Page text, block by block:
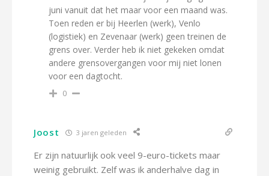
juni vanuit dat het maar voor een maand was.
Toen reden er bij Heerlen (werk), Venlo
(logistiek) en Zevenaar (werk) geen treinen de
grens over. Verder heb ik niet gekeken omdat
andere grensovergangen voor mij niet lonen
voor een dagtocht.
0
Joost 3 jaren geleden
Er zijn natuurlijk ook veel 9-euro-tickets maar
weinig gebruikt. Zelf was ik anderhalve dag in